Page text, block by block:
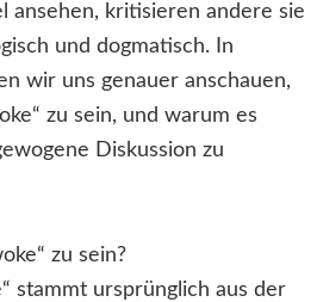
ansehen, kritisieren andere sie
und dogmatisch. In
wir uns genauer anschauen,
zu sein, und warum es
Diskussion zu
zu sein?
stammt ursprünglich aus der